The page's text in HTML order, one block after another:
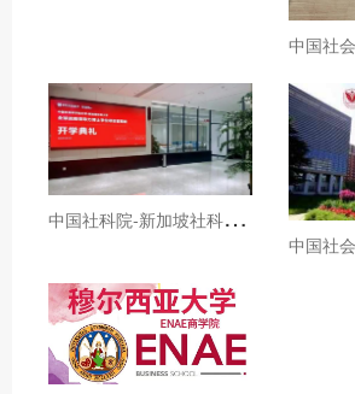
中
国社科院-新加坡社科大学全球战略领导力博士招生简章